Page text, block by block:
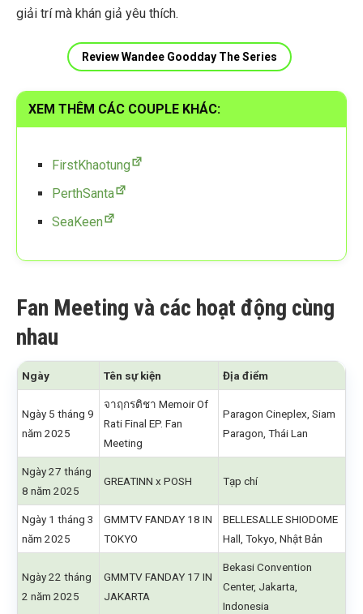
giải trí mà khán giả yêu thích.
Review Wandee Goodday The Series
XEM THÊM CÁC COUPLE KHÁC:
FirstKhaotung
PerthSanta
SeaKeen
Fan Meeting và các hoạt động cùng
nhau
Ngày Tên sự kiện Địa điểm
Ngày 5 tháng 9
năm 2025
จาฤกรติชา Memoir Of
Rati Final EP. Fan
Meeting
Paragon Cineplex, Siam
Paragon, Thái Lan
Ngày 27 tháng
8 năm 2025
GREATINN x POSH Tạp chí
Ngày 1 tháng 3
năm 2025
GMMTV FANDAY 18 IN
TOKYO
BELLESALLE SHIODOME
Hall, Tokyo, Nhật Bản
Ngày 22 tháng
2 năm 2025
GMMTV FANDAY 17 IN
JAKARTA
Bekasi Convention
Center, Jakarta,
Indonesia